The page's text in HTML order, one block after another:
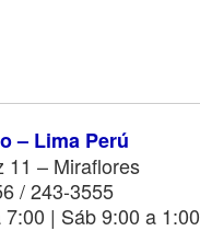
– Lima Perú
11 – Miraflores
/ 243-3555
| Sáb 9:00 a 1:00